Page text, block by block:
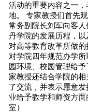
活动的重要内容之一
地。
专家教授们首先
常务副院长刘军向客
丹学院的发展历程，
对高等教育改革所做
对学院四年规范办学
园环境、校园管理给予
家教授还结合学院的
了交流，并表示愿意
业给予教学和师资方
室）